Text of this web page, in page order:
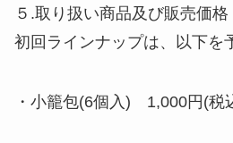
５.取り扱い商品及び販売価格
初回ラインナップは、以下を
・小籠包(6個入) 1,000円(税